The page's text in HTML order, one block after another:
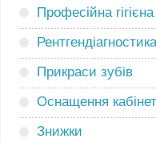
Професійна гігієна
Рентгендіагностика
Прикраси зубів
Оснащення
Знижки